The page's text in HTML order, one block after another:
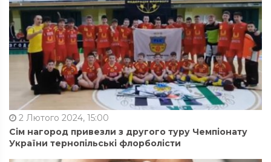
2 Лютого 2024, 15:00
Сім нагород привезли з другого туру Чемпіонату
України тернопільські флорболісти